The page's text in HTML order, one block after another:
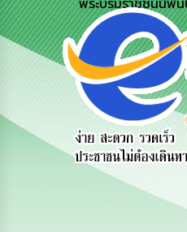
สายด่วนผู้
บริหาร
รับฟั
คิด
ประ